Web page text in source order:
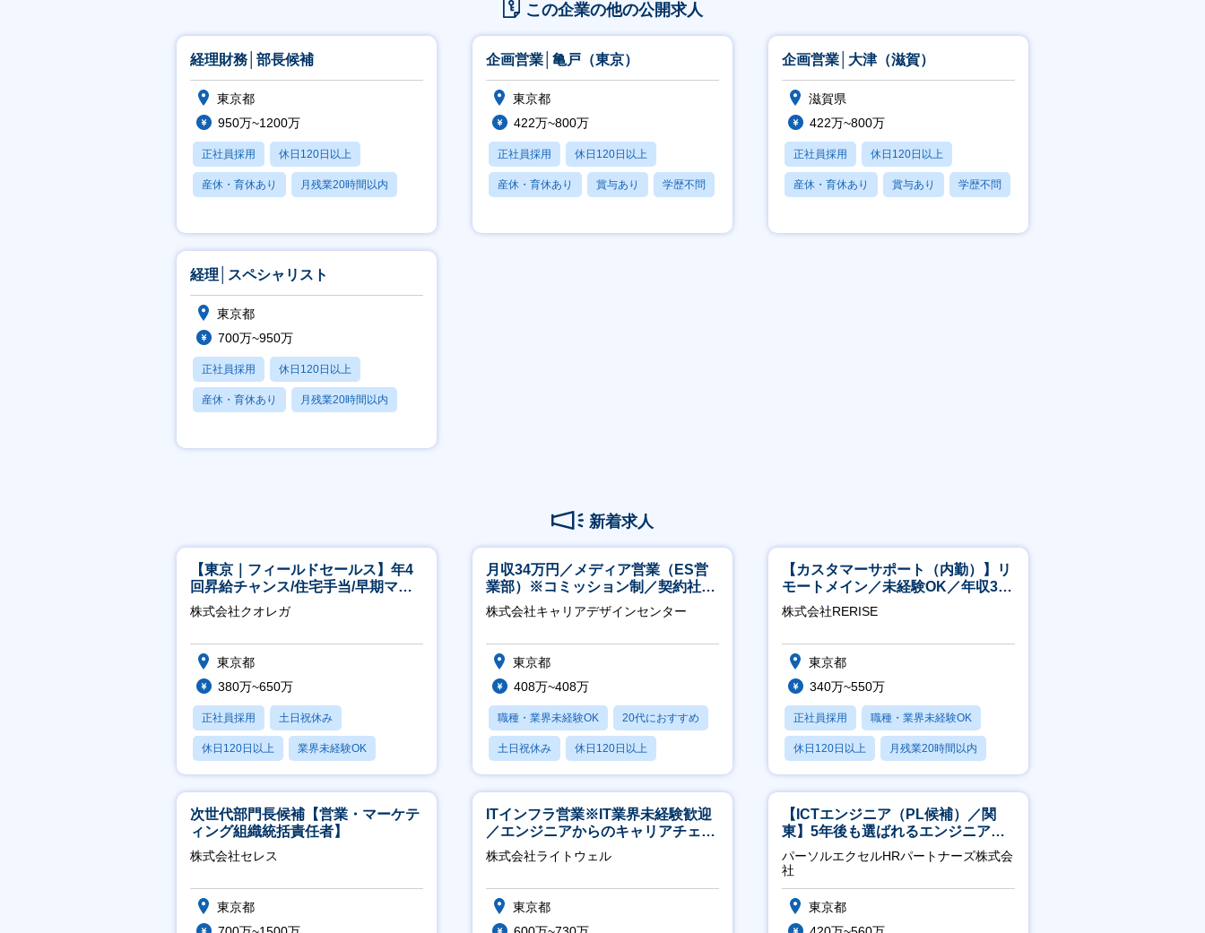
この企業の他の公開求人
経理財務│部長候補
東京都
950万~1200万
正社員採用 休日120日以上
産休・育休あり 月残業20時間以内
企画営業│亀戸（東京）
東京都
422万~800万
正社員採用 休日120日以上
産休・育休あり 賞与あり 学歴不問
企画営業│大津（滋賀）
滋賀県
422万~800万
正社員採用 休日120日以上
産休・育休あり 賞与あり 学歴不問
経理│スペシャリスト
東京都
700万~950万
正社員採用 休日120日以上
産休・育休あり 月残業20時間以内
新着求人
【東京｜フィールドセールス】年4
回昇給チャンス/住宅手当/早期マネ
ジメント機会あり！
株式会社クオレガ
東京都
380万~650万
正社員採用 土日祝休み
休日120日以上 業界未経験OK
産休・育休あり
月収34万円／メディア営業（ES営
業部）※コミッション制／契約社員
※4年目以降無期化
株式会社キャリアデザインセンター
東京都
408万~408万
職種・業界未経験OK 20代におすすめ
土日祝休み 休日120日以上
産休・育休あり
【カスタマーサポート（内勤）】リ
モートメイン／未経験OK／年収340
万～／年間休日125日
株式会社RERISE
東京都
340万~550万
正社員採用 職種・業界未経験OK
休日120日以上 月残業20時間以内
賞与あり
次世代部門長候補【営業・マーケテ
ィング組織統括責任者】
株式会社セレス
東京都
ITインフラ営業※IT業界未経験歓迎
／エンジニアからのキャリアチェン
ジ可※【週3～4日リモート可能】
株式会社ライトウェル
東京都
【ICTエンジニア（PL候補）／関
東】5年後も選ばれるエンジニアへ
／チーム運営・体制構築
パーソルエクセルHRパートナーズ株式会
社
東京都